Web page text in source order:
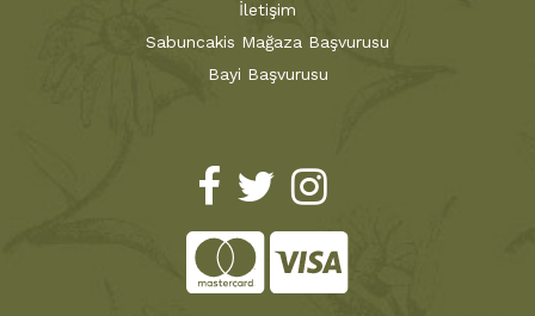
İletişim
Sabuncakis Mağaza Başvurusu
Bayi Başvurusu